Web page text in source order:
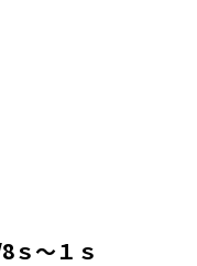
ｓ～１ｓ